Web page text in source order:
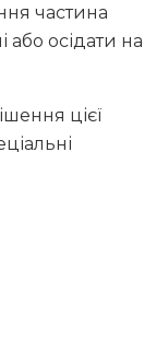
частина
осідати на
цієї